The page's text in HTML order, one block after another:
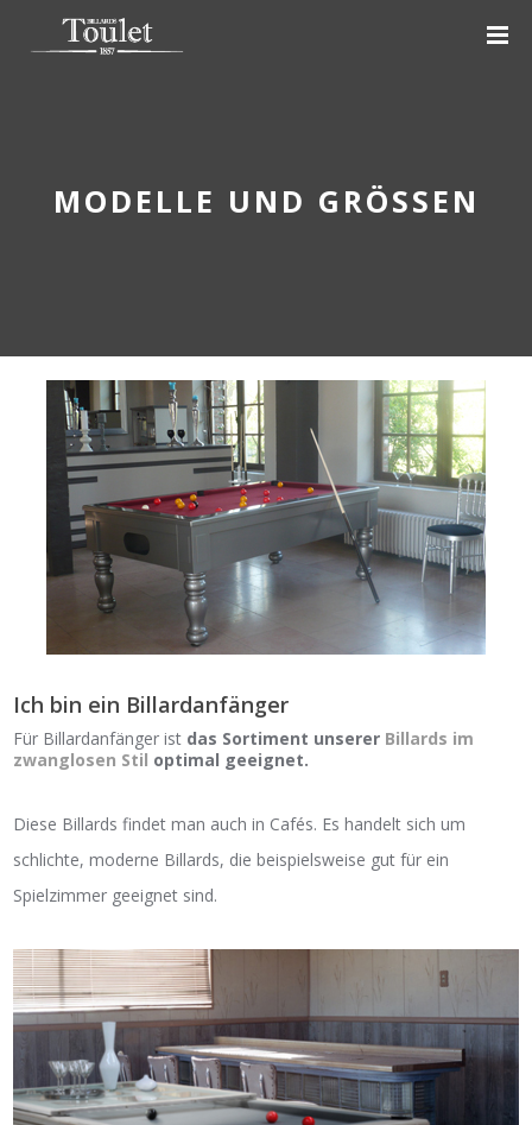
MODELLE UND GRÖSSEN
Ich bin ein Billardanfänger
Für Billardanfänger ist das Sortiment unserer Billards im
zwanglosen Stil optimal geeignet.
Diese Billards findet man auch in Cafés. Es handelt sich um
schlichte, moderne Billards, die beispielsweise gut für ein
Spielzimmer geeignet sind.